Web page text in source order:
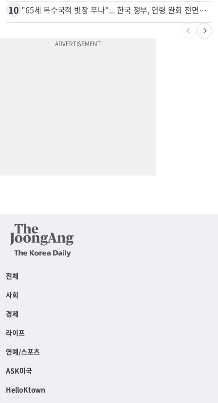
9 “전쟁터 같았다”…테슬라 충돌로 OC 주택 4채 파손
"65세 복수국적 빗장 푸나"... 한국 정부, 연령 완화 전면 추진
전체
사회
경제
라이프
연예/스포츠
ASK미국